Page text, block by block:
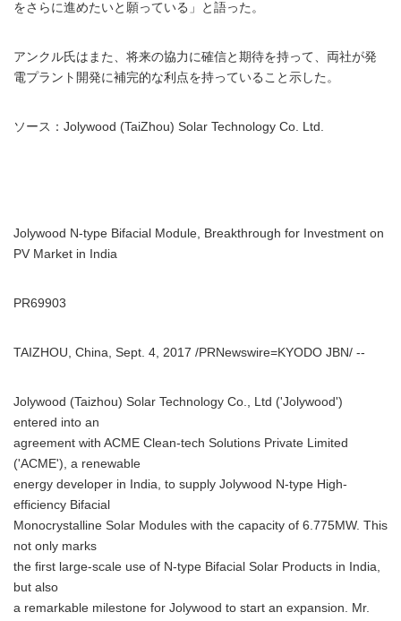
をさらに進めたいと願っている」と語った。
アンクル氏はまた、将来の協力に確信と期待を持って、両社が発
電プラント開発に補完的な利点を持っていること示した。
ソース：Jolywood (TaiZhou) Solar Technology Co. Ltd.
Jolywood N-type Bifacial Module, Breakthrough for Investment on
PV Market in India
PR69903
TAIZHOU, China, Sept. 4, 2017 /PRNewswire=KYODO JBN/ --
Jolywood (Taizhou) Solar Technology Co., Ltd ('Jolywood')
entered into an
agreement with ACME Clean-tech Solutions Private Limited
('ACME'), a renewable
energy developer in India, to supply Jolywood N-type High-
efficiency Bifacial
Monocrystalline Solar Modules with the capacity of 6.775MW. This
not only marks
the first large-scale use of N-type Bifacial Solar Products in India,
but also
a remarkable milestone for Jolywood to start an expansion. Mr.